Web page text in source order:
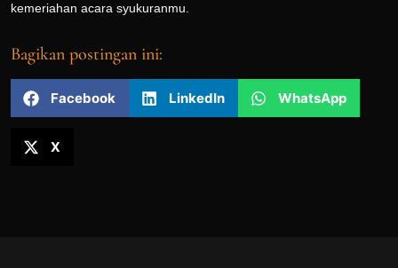
kemeriahan acara syukuranmu.
Bagikan postingan ini:
Facebook LinkedIn WhatsApp
X